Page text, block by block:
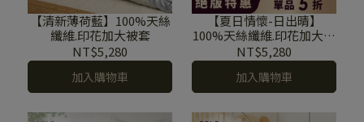
【清新薄荷藍】100%天絲
纖維.印花加大被套
NT$5,280
加入購物車
【夏日情懷-日出晴】
100%天絲纖維.印花加大被
套
NT$5,280
加入購物車